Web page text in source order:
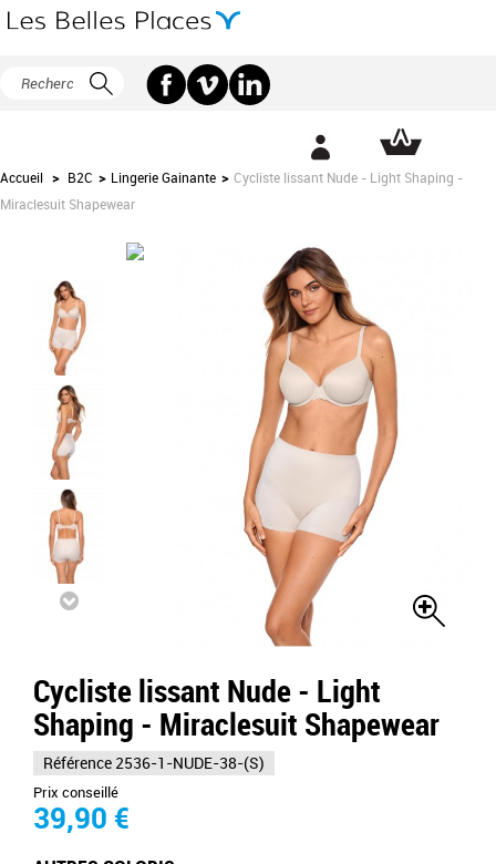
Accueil > B2C > Lingerie Gainante > Cycliste lissant Nude - Light Shaping -
Miraclesuit Shapewear
Cycliste lissant Nude - Light
Shaping - Miraclesuit Shapewear
Référence 2536-1-NUDE-38-(S)
Prix conseillé
39,90 €